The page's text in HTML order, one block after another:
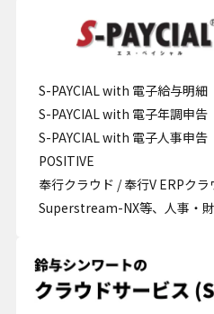
S-PAYCIAL with 電子給与明細
S-PAYCIAL with 電子年調申告
S-PAYCIAL with 電子人事申告
POSITIVE
奉行クラウド / 奉行V ERPクラ
Superstream-NX等、人事・